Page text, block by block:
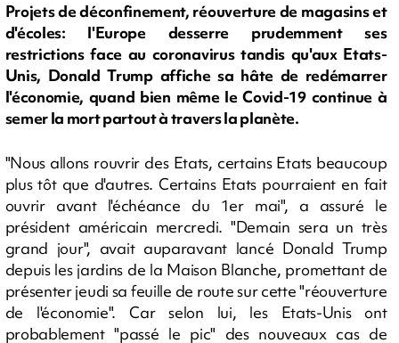
Projets de déconfinement, réouverture de magasins et
d'écoles: l'Europe desserre prudemment ses
restrictions face au coronavirus tandis qu'aux Etats-
Unis, Donald Trump affiche sa hâte de redémarrer
l'économie, quand bien même le Covid-19 continue à
semer la mort partout à travers la planète.
"Nous allons rouvrir des Etats, certains Etats beaucoup
plus tôt que d'autres. Certains Etats pourraient en fait
ouvrir avant l'échéance du 1er mai", a assuré le
président américain mercredi. "Demain sera un très
grand jour", avait auparavant lancé Donald Trump
depuis les jardins de la Maison Blanche, promettant de
présenter jeudi sa feuille de route sur cette "réouverture
de l'économie". Car selon lui, les Etats-Unis ont
probablement "passé le pic" des nouveaux cas de